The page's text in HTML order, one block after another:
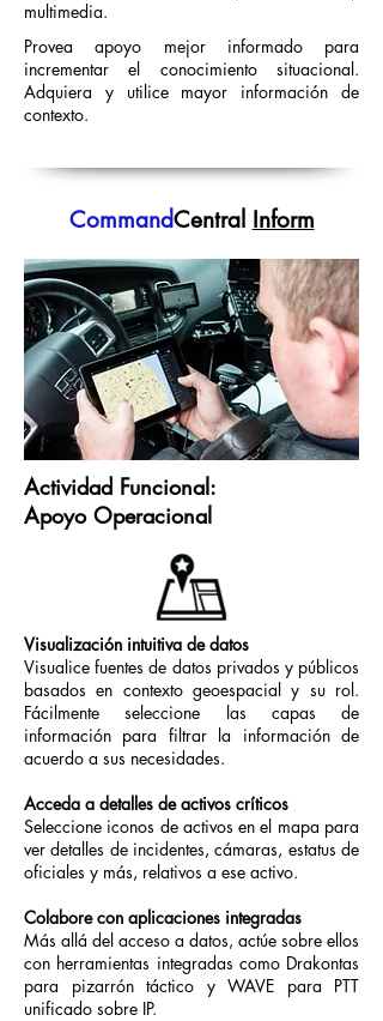
multimedia.
Provea apoyo mejor informado para
incrementar el conocimiento situacional.
Adquiera y utilice mayor información de
contexto.
CommandCentral Inform
Actividad Funcional:
Apoyo Operacional
Visualización intuitiva de datos
Visualice fuentes de datos privados y públicos
basados en contexto geoespacial y su rol.
Fácilmente seleccione las capas de
información para filtrar la información de
acuerdo a sus necesidades.
Acceda a detalles de activos críticos
Seleccione iconos de activos en el mapa para
ver detalles de incidentes, cámaras, estatus de
oficiales y más, relativos a ese activo.
Colaborecon aplicaciones integradas
Más allá del acceso a datos, actúe sobre ellos
con herramientas integradas como Drakontas
para pizarrón táctico y WAVE para PTT
unificado sobre IP.